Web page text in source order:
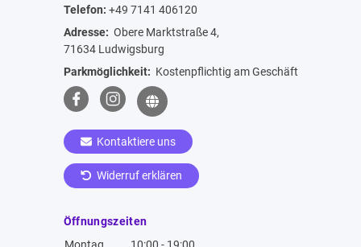
Telefon: +49 7141 406120
Adresse: Obere Marktstraße 4,
71634 Ludwigsburg
Parkmöglichkeit: Kostenpflichtig am Geschäft
Kontaktiere uns
Widerruf erklären
Öffnungszeiten
Montag
10:00 - 19:00